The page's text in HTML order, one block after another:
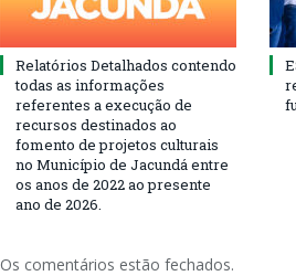
Relatórios Detalhados contendo
todas as informações
referentes a execução de
recursos destinados ao
fomento de projetos culturais
no Município de Jacundá entre
os anos de 2022 ao presente
ano de 2026.
Os comentários estão fechados.